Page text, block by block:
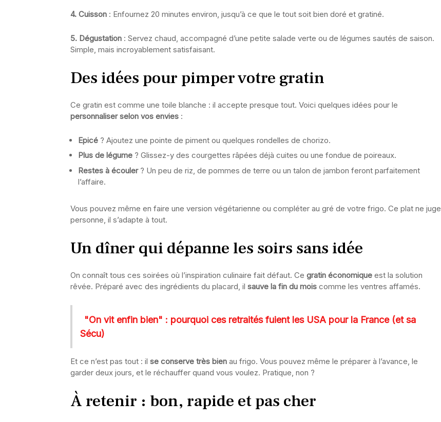
4. Cuisson : Enfournez 20 minutes environ, jusqu’à ce que le tout soit bien doré et gratiné.
5. Dégustation : Servez chaud, accompagné d’une petite salade verte ou de légumes sautés de saison.
Simple, mais incroyablement satisfaisant.
Des idées pour pimper votre gratin
Ce gratin est comme une toile blanche : il accepte presque tout. Voici quelques idées pour le
personnaliser selon vos envies :
Epicé ? Ajoutez une pointe de piment ou quelques rondelles de chorizo.
Plus de légume ? Glissez-y des courgettes râpées déjà cuites ou une fondue de poireaux.
Restes à écouler? Un peu de riz, de pommes de terre ou un talon de jambon feront parfaitement
l’affaire.
Vous pouvez même en faire une version végétarienne ou compléter au gré de votre frigo. Ce plat ne juge
personne, il s’adapte à tout.
Un dîner qui dépanne les soirs sans idée
On connaît tous ces soirées où l’inspiration culinaire fait défaut. Ce gratin économique est la solution
rêvée. Préparé avec des ingrédients du placard, il sauve la fin du mois comme les ventres affamés.
"On vit enfin bien" : pourquoi ces retraités fuient les USA pour la France (et sa
Sécu)
Et ce n’est pas tout : il se conserve très bien au frigo. Vous pouvez même le préparer à l’avance, le
garder deux jours, et le réchauffer quand vous voulez. Pratique, non ?
À retenir : bon, rapide et pas cher